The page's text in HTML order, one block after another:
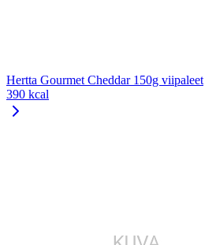
Hertta Gourmet Cheddar 150g viipaleet
390 kcal